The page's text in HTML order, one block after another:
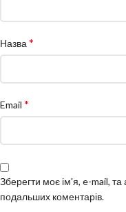
Назва *
Email *
Зберегти моє ім'я, e-mail,
подальших коментарів.